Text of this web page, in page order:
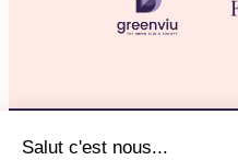
©2025 CHD